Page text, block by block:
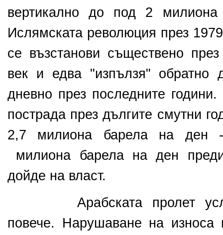
вертикално до под 2
Ислямската революция през
се възстанови съществено
век и едва "изпълзя" обратно
дневно през последните
пострада през дългите смутни
2,7 милиона барела на ден
милиона барела на ден
дойде на власт.
Арабската пролет
повече. Нарушаване на износа